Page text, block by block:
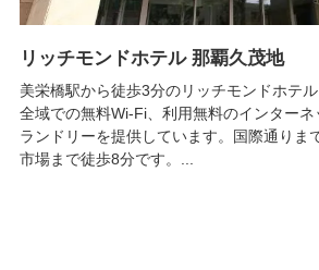
リッチモンドホテル 那覇久茂地
美栄橋駅から徒歩3分のリッチモンドホテ
全域での無料Wi-Fi、利用無料のインター
ランドリーを提供しています。国際通りま
市場まで徒歩8分です。...